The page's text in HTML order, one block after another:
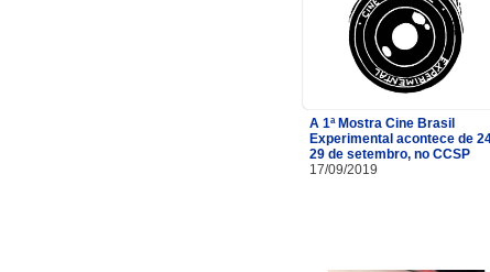
A 1ª Mostra Cine Brasil
Experimental acontece de
29 de setembro, no CCSP
17/09/2019